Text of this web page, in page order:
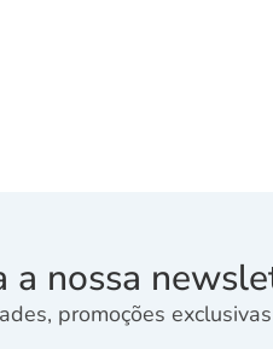
a nossa
promoções